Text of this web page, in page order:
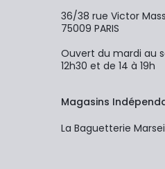
36/38 rue Victor
75009 PARIS
Ouvert du mardi au
12h30 et de 14 à 19h
Magasins
La Baguetterie